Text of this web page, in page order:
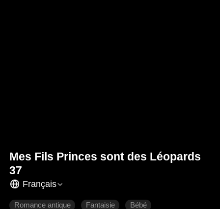
Mes Fils Princes sont des Léopards
37
Français
Romance antique Fantaisie Bébé